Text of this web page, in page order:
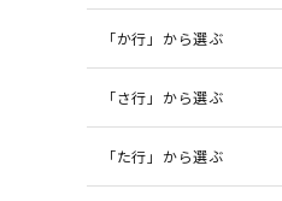
「か行」から選ぶ
「さ行」から選ぶ
「た行」から選ぶ